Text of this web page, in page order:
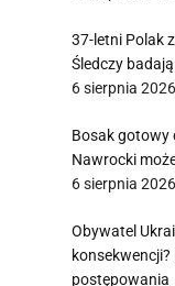
37-letni Polak
Śledczy
6 sierpnia 2026
Bosak gotowy
Nawrocki
6 sierpnia 2026
Obywatel
postępowania